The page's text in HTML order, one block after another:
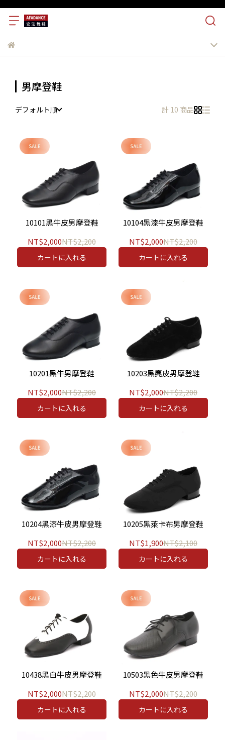
男摩登鞋
デフォルト順 計 10 商品
10101黑牛皮男摩登鞋
NT$2,000NT$2,200
カートに入れる
10104黑漆牛皮男摩登鞋
NT$2,000NT$2,200
カートに入れる
10201黑牛男摩登鞋
NT$2,000NT$2,200
カートに入れる
10203黑麂皮男摩登鞋
NT$2,000NT$2,200
カートに入れる
10204黑漆牛皮男摩登鞋
NT$2,000NT$2,200
カートに入れる
10205黑萊卡布男摩登鞋
NT$1,900NT$2,100
カートに入れる
10438黑白牛皮男摩登鞋
NT$2,000NT$2,200
カートに入れる
10503黑色牛皮男摩登鞋
NT$2,000NT$2,200
カートに入れる